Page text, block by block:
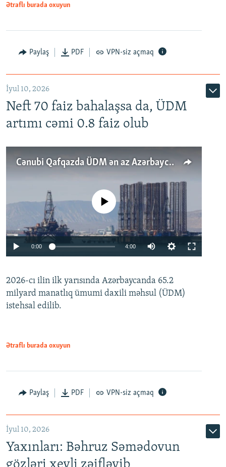
Ətraflı burada oxuyun
Paylaş PDF VPN-siz açmaq
İyul 10, 2026
Neft 70 faiz bahalaşsa da, ÜDM
artımı cəmi 0.8 faiz olub
Cənubi Qafqazda ÜDM ən az Azərbaycanda artır: Qonşuları niyə Bakını qabaqlaya bilir?
Auto 240p 360p 480p
No media source currently available
0:00 4:00
360p
480p
2026-cı ilin ilk yarısında Azərbaycanda 65.2
milyard manatlıq ümumi daxili məhsul (ÜDM)
istehsal edilib.
Ətraflı burada oxuyun
Paylaş PDF VPN-siz açmaq
İyul 10, 2026
Yaxınları: Bəhruz Səmədovun